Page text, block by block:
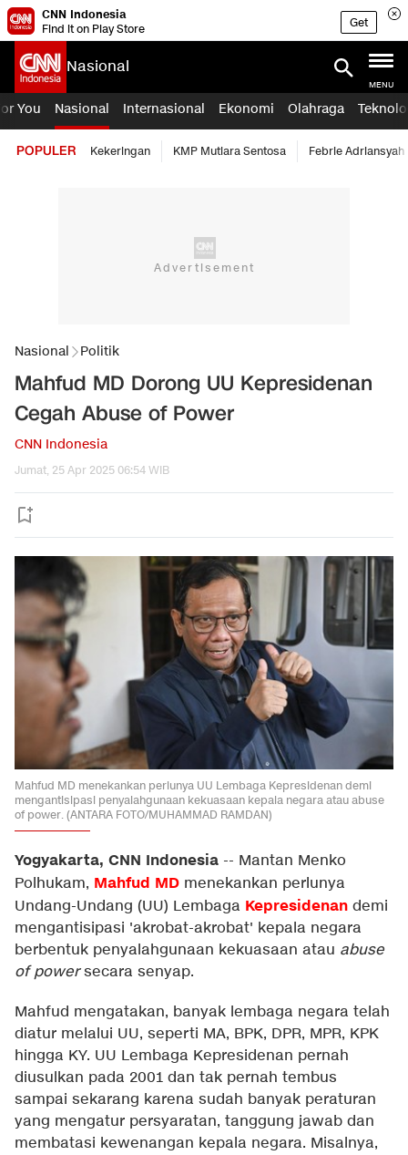
CNN Indonesia
Find it on Play Store
Get
Nasional
MENU
You Nasional Internasional Ekonomi Olahraga
POPULER Kekeringan KMP Mutiara Sentosa Febrie Adriansyah
Nasional Politik
Mahfud MD Dorong UU Kepresidenan
Cegah Abuse of Power
CNN Indonesia
Jumat, 25 Apr 2025 06:54 WIB
Mahfud MD menekankan perlunya UU Lembaga Kepresidenan demi
mengantisipasi penyalahgunaan kekuasaan kepala negara atau abuse
of power. (ANTARA FOTO/MUHAMMAD RAMDAN)
Yogyakarta, CNN Indonesia -- Mantan Menko
Polhukam, Mahfud MD menekankan perlunya
Undang-Undang (UU) Lembaga Kepresidenan demi
mengantisipasi 'akrobat-akrobat' kepala negara
berbentuk penyalahgunaan kekuasaan atau abuse
of powersecara senyap.
Mahfud mengatakan, banyak lembaga negara telah
diatur melalui UU, seperti MA, BPK, DPR, MPR, KPK
hingga KY. UU Lembaga Kepresidenan pernah
diusulkan pada 2001 dan tak pernah tembus
sampai sekarang karena sudah banyak peraturan
yang mengatur persyaratan, tanggung jawab dan
membatasi kewenangan kepala negara. Misalnya,